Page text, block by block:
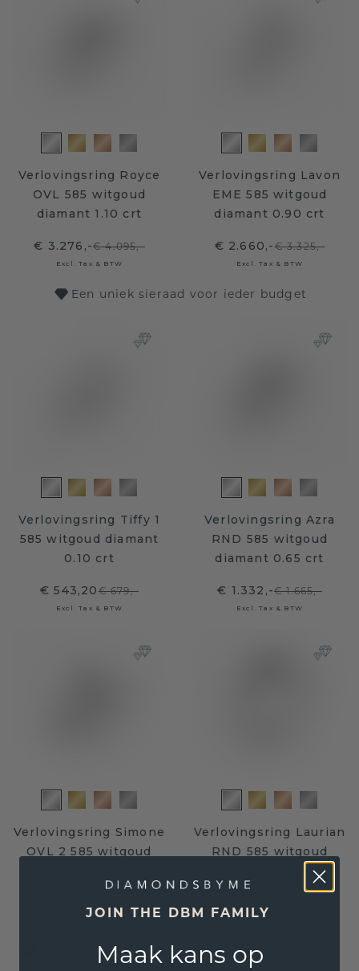
Verlovingsring Royce
OVL 585 witgoud
diamant 1.10 crt
€ 3.276,-€ 4.095,-
Excl. Tax & BTW
Verlovingsring Lavon
EME 585 witgoud
diamant 0.90 crt
€ 2.660,-€ 3.325,-
Excl. Tax & BTW
Een uniek sieraad voor ieder budget
Verlovingsring Tiffy 1
585 witgoud diamant
0.10 crt
€ 543,20€ 679,-
Excl. Tax & BTW
Verlovingsring Azra
RND 585 witgoud
diamant 0.65 crt
€ 1.332,-€ 1.665,-
Excl. Tax & BTW
Verlovingsring Simone
OVL 2 585 witgoud
Verlovingsring Laurian
RND 585 witgoud
diamant 0.70 crt
Gemaakt van duurzame en eerlijke materialen
JOIN THE DBM FAMILY
Maak kans op